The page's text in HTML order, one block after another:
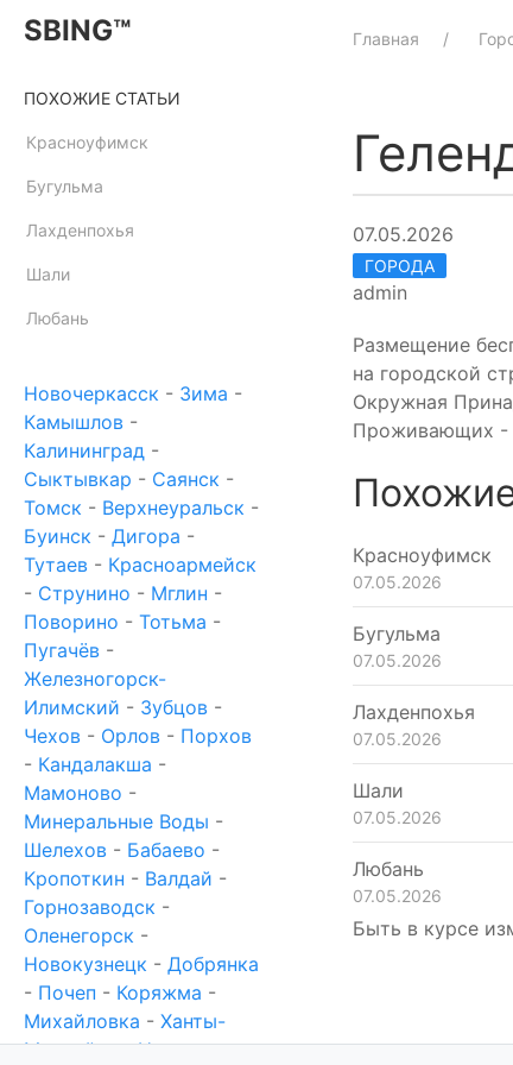
SBING™
ПОХОЖИЕ СТАТЬИ
Красноуфимск
Бугульма
Лахденпохья
Шали
Любань
Новочеркасск - Зима -
Камышлов -
Калининград -
Сыктывкар - Саянск -
Томск - Верхнеуральск -
Буинск - Дигора -
Тутаев - Красноармейск
- Струнино - Мглин -
Поворино - Тотьма -
Пугачёв -
Железногорск-
Илимский - Зубцов -
Чехов - Орлов - Порхов
- Кандалакша -
Мамоново -
Минеральные Воды -
Шелехов - Бабаево -
Кропоткин - Валдай -
Горнозаводск -
Оленегорск -
Новокузнецк - Добрянка
- Почеп - Коряжма -
Михайловка - Ханты-
Мансийск-Новотроицк
Главная
07.05.2026
ГОРОДА
admin
Размещение
на городской
Окружная
Проживающих -
Красноуфимск
07.05.2026
Бугульма
07.05.2026
Лахденпохья
07.05.2026
Шали
07.05.2026
Любань
07.05.2026
Быть в курсе